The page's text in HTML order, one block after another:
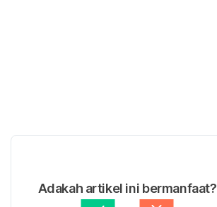
Adakah artikel ini bermanfaat?